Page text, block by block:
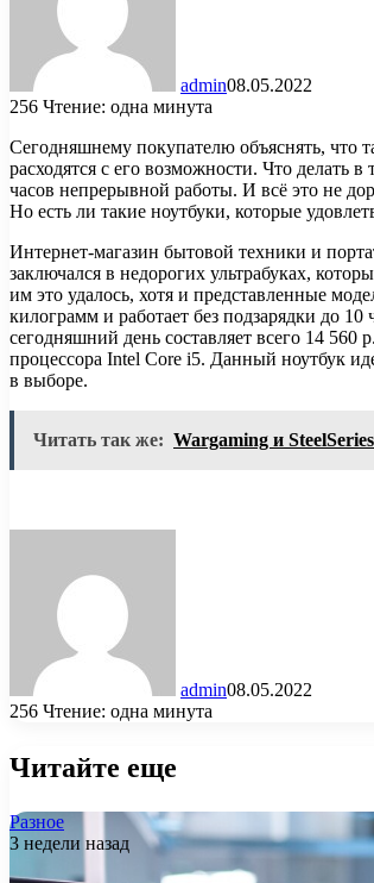
admin08.05.2022
256 Чтение: одна минута
Сегодняшнему покупателю объяснять, что
расходятся с его возможности. Что делать
часов непрерывной работы. И всё это не
Но есть ли такие ноутбуки, которые
Интернет-магазин бытовой техники и
заключался в недорогих ультрабуках,
им это удалось, хотя и представленные
килограмм и работает без подзарядки до
сегодняшний день составляет всего 14 560
процессора Intel Core i5. Данный ноутбук
в выборе.
Читать так же: Wargaming и
admin08.05.2022
256 Чтение: одна минута
Читайте еще
Разное
3 недели назад